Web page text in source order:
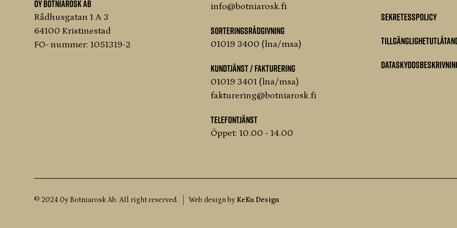
Oy Botniarosk Ab
Rådhusgatan 1 A 3
64100 Kristinestad
FO- nummer: 1051319-2
info@botniarosk.fi
Sorteringsrådgivning
01019 3400 (lna/msa)
Kundtjänst / Fakturering
01019 3401 (lna/msa)
fakturering@botniarosk.fi
Telefontjänst
Öppet: 10.00 - 14.00
Sekretesspolicy
© 2024 Oy Botniarosk Ab. All right reserved. Web design by KeKu Design